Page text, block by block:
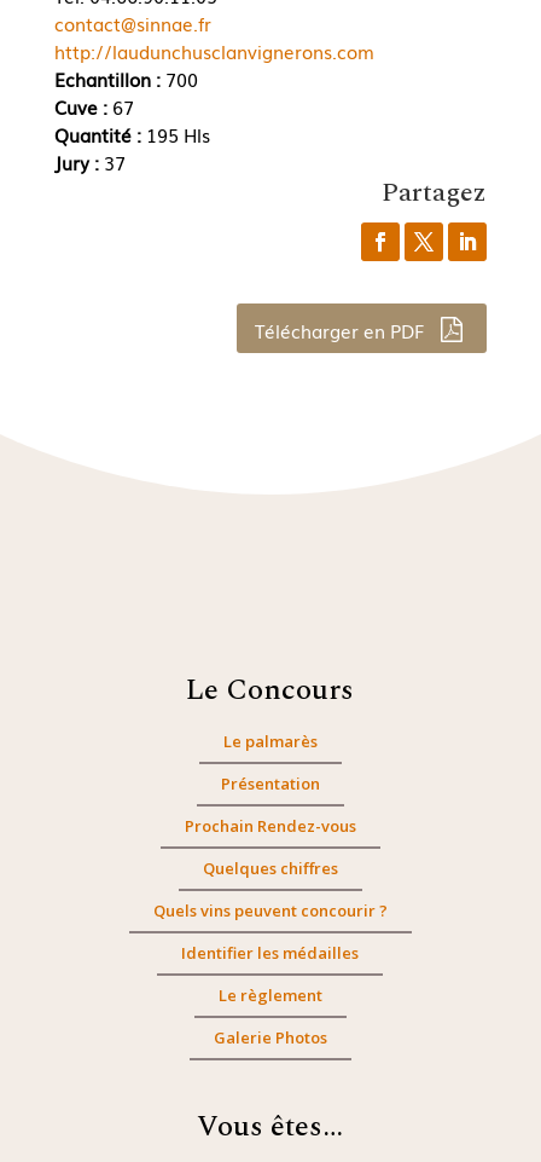
contact@sinnae.fr
http://laudunchusclanvignerons.com
Echantillon :700
Cuve : 67
Quantité : 195 Hls
Jury : 37
Partagez
Télécharger en PDF
Le Concours
Le palmarès
Présentation
Prochain Rendez-vous
Quelques chiffres
Quels vins peuvent concourir ?
Identifier les médailles
Le règlement
Galerie Photos
Vous êtes…